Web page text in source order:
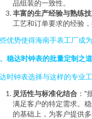
品组装的一致性。
丰富的生产经验与熟练
工艺和订单要求的经验
优势使得海南手表工厂成
稳达时钟表的批量定制之道
时钟表选择与这样的专业
灵活性与标准化结合 ："
满足客户的特定需求。
的基础上，为客户提供